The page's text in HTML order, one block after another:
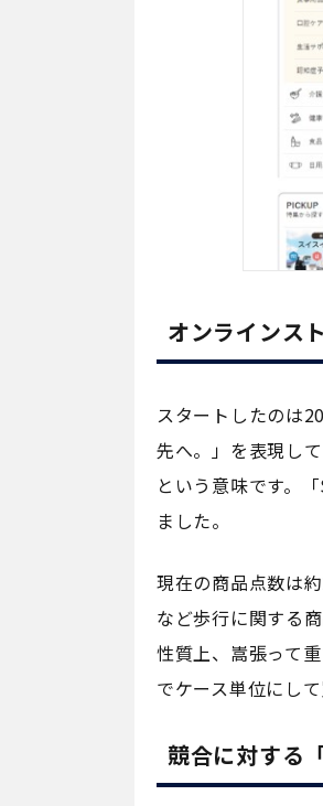
オンラインス
スタートしたのは
先へ。」を表現し
という意味です。
ました。
現在の商品点数は
など歩行に関する
性質上、嵩張って
でケース単位にし
競合に対する